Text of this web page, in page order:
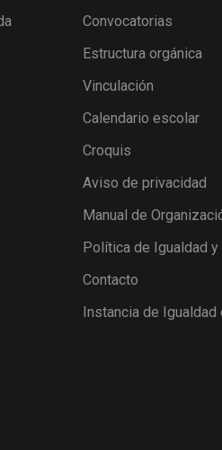
Convocatorias
Estructura orgánica
Vinculación
Calendario escolar
Croquis
Aviso de privacidad
Manual de
Política de Igualdad
Contacto
Instancia de Igualdad